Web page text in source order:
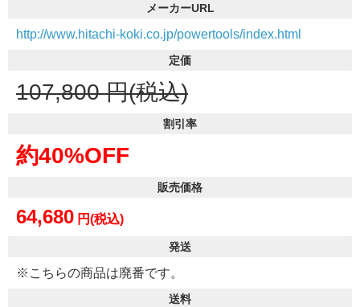
メーカーURL
http://www.hitachi-koki.co.jp/powertools/index.html
定価
107,800 円(税込)
割引率
約40%OFF
販売価格
64,680 円(税込)
発送
※こちらの商品は廃番です。
送料